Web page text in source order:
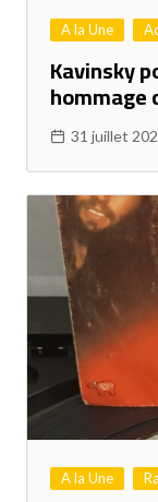
A la Une
Kavinsky
hommage
31 juillet
A la Une